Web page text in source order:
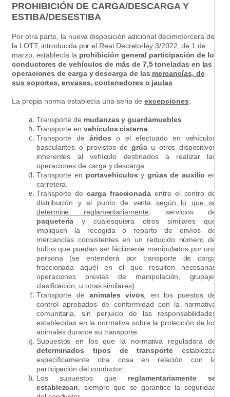
PROHIBICIÓN DE CARGA/DESCARGA Y
ESTIBA/DESESTIBA
Por otra parte, la nueva disposición adicional decimotercera de
la LOTT, introducida por el Real Decreto-ley 3/2022, de 1 de
marzo, establecía la prohibición general participación de los
conductores de vehículos de más de 7,5 toneladas en las
operaciones de carga y descarga de las mercancías, de
sus soportes, envases, contenedores o jaulas
La propia norma establecía una seria deexcepciones:
Transporte de mudanzas y guardamuebles
Transporte envehículos cisterna.
Transporte deáridos o el efectuado en vehículos
basculantes o provistos degrúau otros dispositivos
inherentes al vehículo destinados a realizar las
operaciones de carga y descarga.
Transporte en portavehículosy grúas de auxilio en
carretera.
Transporte decarga fraccionada entre el centro de
distribución y el punto de venta según lo que se
determine reglamentariamente; servicios de
paquetería y cualesquiera otros similares que
impliquen la recogida o reparto de envíos de
mercancías consistentes en un reducido número de
bultos que puedan ser fácilmente manipulados por una
persona (se entenderá por transporte de carga
fraccionada aquél en el que resulten necesarias
operaciones previas de manipulación, grupaje,
clasificación, u otras similares).
Transporte de animales vivos , en los puestos de
control aprobados de conformidad con la normativa
comunitaria, sin perjuicio de las responsabilidades
establecidas en la normativa sobre la protección de los
animales durante su transporte.
Supuestos en los que la normativa reguladora de
determinados tipos de transporte establezca
específicamente otra cosa en relación con la
participación del conductor.
Los supuestos que reglamentariamente se
establezcan , siempre que se garantice la seguridad